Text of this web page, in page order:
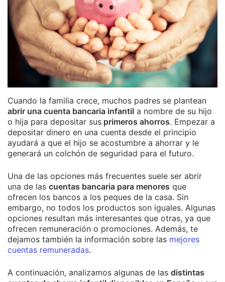
Cuando la familia crece, muchos padres se plantean
abrir una cuenta bancaria infantil a nombre de su hijo
o hija para depositar sus primeros ahorros. Empezar a
depositar dinero en una cuenta desde el principio
ayudará a que el hijo se acostumbre a ahorrar y le
generará un colchón de seguridad para el futuro.
Una de las opciones más frecuentes suele ser abrir
una de las cuentas bancaria para menores que
ofrecen los bancos a los peques de la casa. Sin
embargo, no todos los productos son iguales. Algunas
opciones resultan más interesantes que otras, ya que
ofrecen remuneración o promociones. Además, te
dejamos también la información sobre las mejores
cuentas remuneradas.
A continuación, analizamos algunas de las distintas